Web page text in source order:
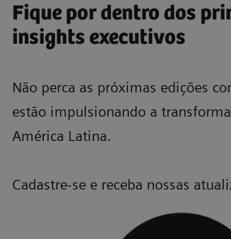
Fique por dentro dos
insights executivos
Não perca as próximas edições
estão impulsionando a
América Latina.
Cadastre-se e receba nossas